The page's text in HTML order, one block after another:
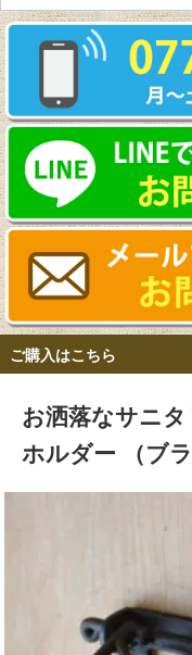
ご購入はこちら
お洒落なサニ
ホルダー （ブ